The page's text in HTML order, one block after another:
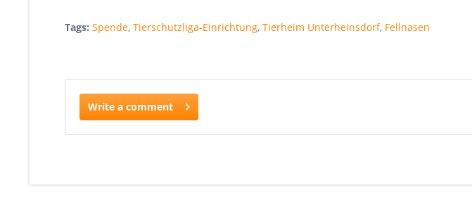
Tags: Spende, Tierschutzliga-Einrichtung, Tierheim Unterheinsdorf, Fellnasen
Write a comment